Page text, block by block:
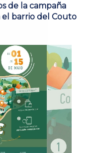
de la campaña
el barrio del Couto